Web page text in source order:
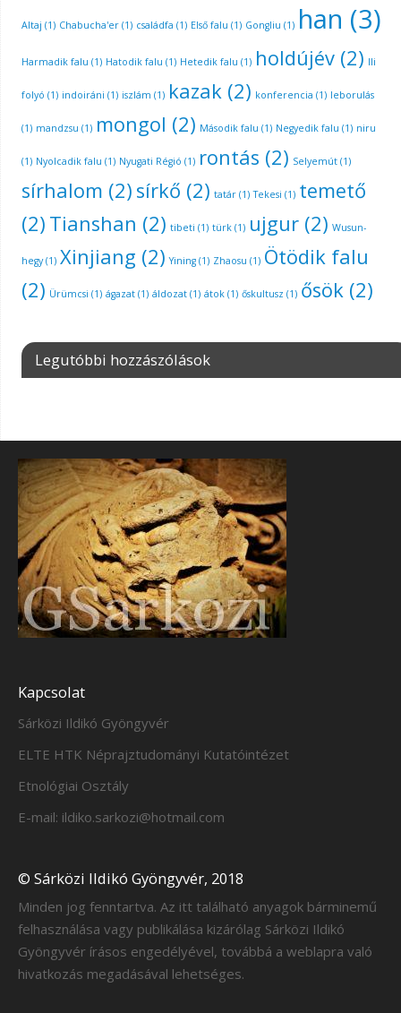
Altaj (1) Chabucha'er(1) családfa (1) Első falu (1) Gongliu (1) han (3)
Harmadik falu (1) Hatodik falu (1) Hetedik falu (1) holdújév(2) Ili
folyó (1) indoiráni (1) iszlám (1) kazak(2) konferencia (1) leborulás
(1) mandzsu (1) mongol (2) Második falu (1) Negyedik falu (1) niru
(1) Nyolcadik falu (1) Nyugati Régió (1) rontás (2) Selyemút(1)
sírhalom (2) sírkő (2) tatár(1) Tekesi (1) temető
(2) Tianshan (2) tibeti (1) türk(1) ujgur(2) Wusun-
hegy(1) Xinjiang (2) Yining(1) Zhaosu (1) Ötödik falu
(2) Ürümcsi (1) ágazat(1) áldozat(1) átok(1) őskultusz (1) ősök(2)
Legutóbbi hozzászólások
Kapcsolat
Sárközi Ildikó Gyöngyvér
ELTE HTK Néprajztudományi Kutatóintézet
Etnológiai Osztály
E-mail: ildiko.sarkozi@hotmail.com
© Sárközi Ildikó Gyöngyvér, 2018
Minden jog fenntartva. Az itt található anyagok bárminemű
felhasználása vagy publikálása kizárólag Sárközi Ildikó
Gyöngyvér írásos engedélyével, továbbá a weblapra való
hivatkozás megadásával lehetséges.